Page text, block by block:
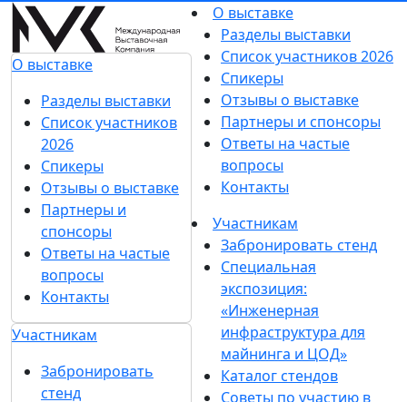
О выставке
Разделы выставки
Список участников
2026
Спикеры
Отзывы о выставке
Партнеры и
спонсоры
Ответы на частые
вопросы
Контакты
Участникам
Забронировать
стенд
О выставке
Разделы выставки
Список участников 2026
Спикеры
Отзывы о выставке
Партнеры и спонсоры
Ответы на частые
вопросы
Контакты
Участникам
Забронировать стенд
Специальная
экспозиция:
«Инженерная
инфраструктура для
майнинга и ЦОД»
Каталог стендов
Советы по участию в